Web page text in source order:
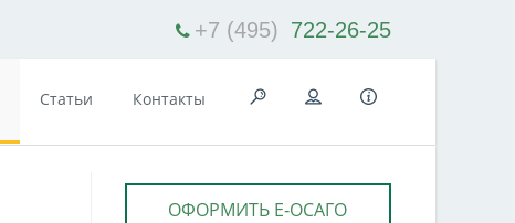
+7 (495) 722-26-25
Статьи Контакты
ОФОРМИТЬ Е-ОСАГО